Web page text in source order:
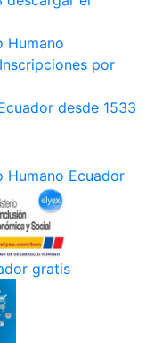
Humano
por
desde 1533
Humano Ecuador
gratis